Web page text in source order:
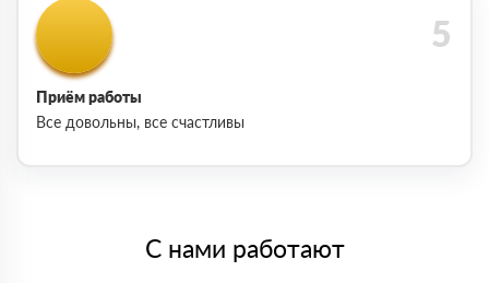
Приём работы
Все довольны, все счастливы
С нами работают